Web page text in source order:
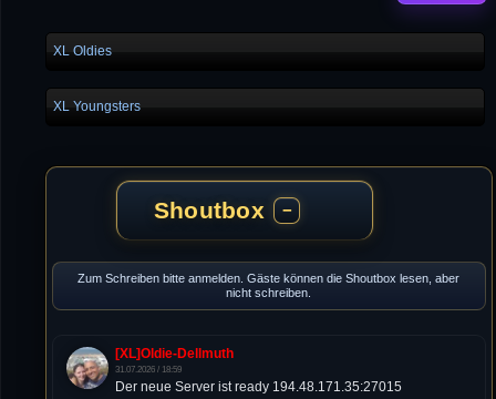
XL Oldies
XL Youngsters
Shoutbox −
Zum Schreiben bitte anmelden. Gäste können die Shoutbox lesen, aber
nicht schreiben.
[XL]Oldie-Dellmuth
31.07.2026 / 18:59
Der neue Server ist ready 194.48.171.35:27015